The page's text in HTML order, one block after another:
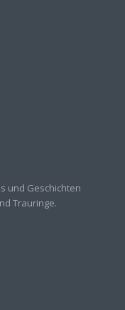
und Geschichten
Trauringe.